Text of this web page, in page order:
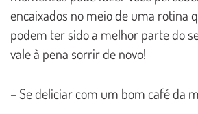
encaixados no meio de uma rotina
podem ter sido a melhor parte do
vale à pena sorrir de novo!
– Se deliciar com um bom café da